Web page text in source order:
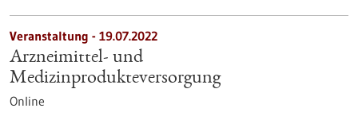
Veranstaltung - 19.07.2022
Arzneimittel- und
Medizinprodukteversorgung
Online